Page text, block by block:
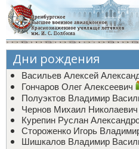
Дни рождения
Васильев Алексей
Гончаров Олег Алексеевич
Полуэктов Владимир
Чернов Михаил Николаевич
Курепин Руслан
Стороженко Игорь
Шишкалов Владимир